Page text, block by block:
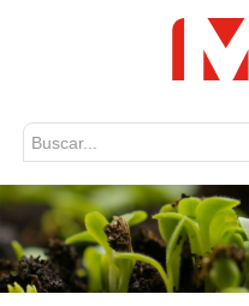
Buscar...